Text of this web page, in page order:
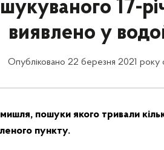
17-
виявлено у
Опубліковано 22 березня 2021 року
пошуки якого тривали
пункту.